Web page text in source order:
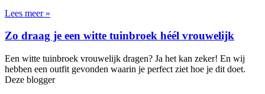
Lees meer »
Zo draag je een witte tuinbroek héél vrouwelijk
Een witte tuinbroek vrouwelijk dragen? Ja het kan zeker! En wij
hebben een outfit gevonden waarin je perfect ziet hoe je dit doet.
Deze blogger